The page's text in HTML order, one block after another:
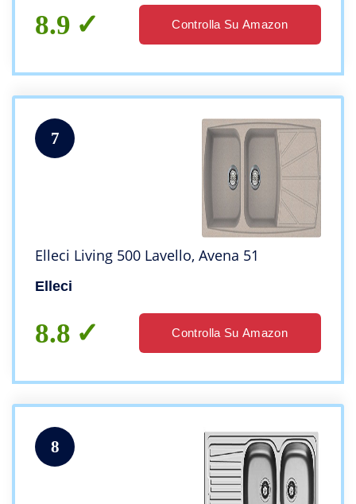
8.9 Controlla Su Amazon
7
Elleci Living 500 Lavello, Avena 51
Elleci
8.8 Controlla Su Amazon
8